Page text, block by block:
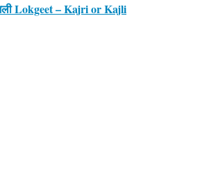
Lokgeet – Kajri or Kajli